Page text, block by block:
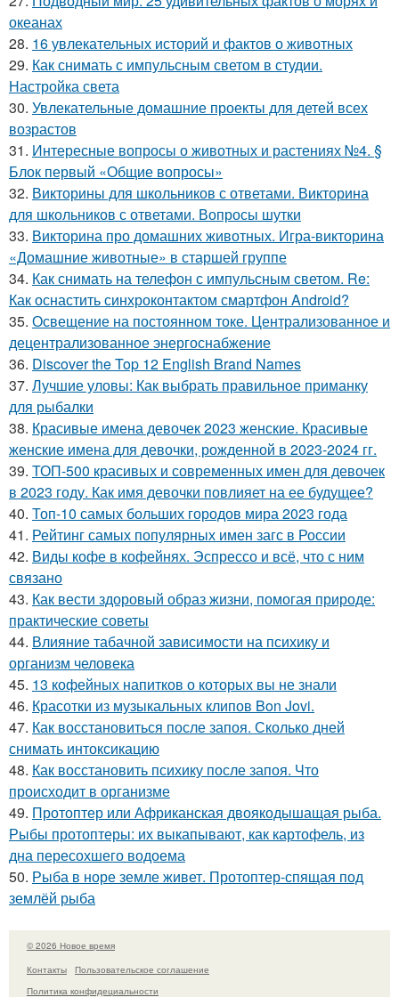
океанах
28. 16 увлекательных историй и фактов о животных
29. Как снимать с импульсным светом в студии.
Настройка света
30. Увлекательные домашние проекты для детей всех
возрастов
31. Интересные вопросы о животных и растениях №4. §
Блок первый «Общие вопросы»
32. Викторины для школьников с ответами. Викторина
для школьников с ответами. Вопросы шутки
33. Викторина про домашних животных. Игра-викторина
«Домашние животные» в старшей группе
34. Как снимать на телефон с импульсным светом. Re:
Как оснастить синхроконтактом смартфон Android?
35. Освещение на постоянном токе. Централизованное и
децентрализованное энергоснабжение
36. Discover the Top 12 English Brand Names
37. Лучшие уловы: Как выбрать правильное приманку
для рыбалки
38. Красивые имена девочек 2023 женские. Красивые
женские имена для девочки, рожденной в 2023-2024 гг.
39. ТОП-500 красивых и современных имен для девочек
в 2023 году. Как имя девочки повлияет на ее будущее?
40. Топ-10 самых больших городов мира 2023 года
41. Рейтинг самых популярных имен загс в России
42. Виды кофе в кофейнях. Эспрессо и всё, что с ним
связано
43. Как вести здоровый образ жизни, помогая природе:
практические советы
44. Влияние табачной зависимости на психику и
организм человека
45. 13 кофейных напитков о которых вы не знали
46. Красотки из музыкальных клипов Bon Jovi.
47. Как восстановиться после запоя. Сколько дней
снимать интоксикацию
48. Как восстановить психику после запоя. Что
происходит в организме
49. Протоптер или Африканская двоякодышащая рыба.
Рыбы протоптеры: их выкапывают, как картофель, из
дна пересохшего водоема
50. Рыба в норе земле живет. Протоптер-спящая под
землёй рыба
© 2026 Новое время
Контакты
Пользовательское соглашение
Политика конфидециальности